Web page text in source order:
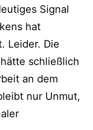
Signal
hat
Leider. Die
schließlich
an dem
nur Unmut,